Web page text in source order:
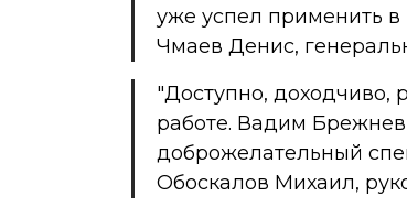
уже успел применить в
Чмаев Денис,
"Доступно, доходчиво,
работе. Вадим
доброжелательный
Обоскалов Михаил,